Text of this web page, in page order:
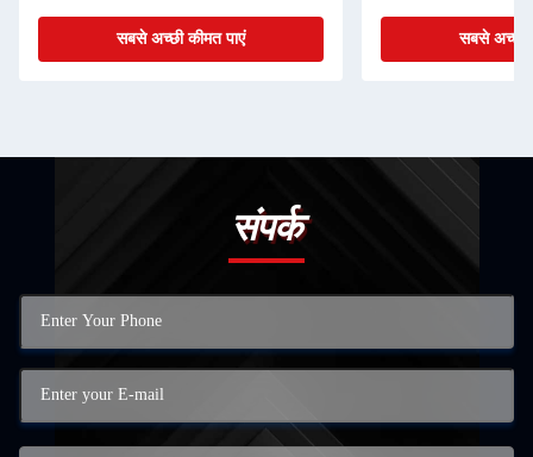
सबसे अच्छी कीमत पाएं सबसे अच्छी
संपर्क